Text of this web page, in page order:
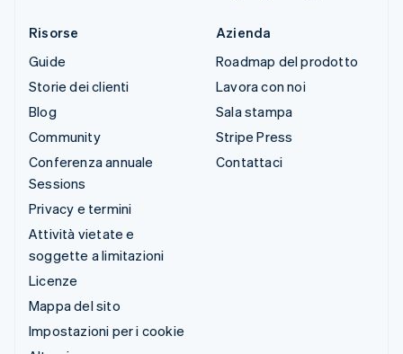
Risorse
Guide
Storie dei clienti
Blog
Community
Conferenza annuale
Sessions
Privacy e termini
Attività vietate e
soggette a limitazioni
Licenze
Mappa del sito
Impostazioni per i cookie
Azienda
Roadmap del prodotto
Lavora con noi
Sala stampa
Stripe Press
Contattaci